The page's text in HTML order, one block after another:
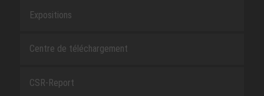
Expositions
Centre de téléchargement
CSR-Report